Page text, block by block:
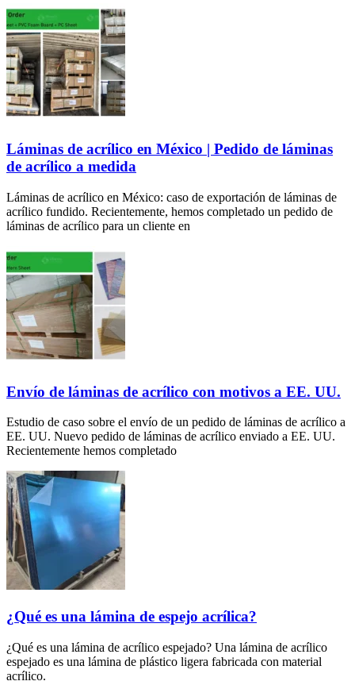
Láminas de acrílico en México | Pedido de láminas
de acrílico a medida
Láminas de acrílico en México: caso de exportación de láminas de
acrílico fundido. Recientemente, hemos completado un pedido de
láminas de acrílico para un cliente en
Envío de láminas de acrílico con motivos a EE. UU.
Estudio de caso sobre el envío de un pedido de láminas de acrílico a
EE. UU. Nuevo pedido de láminas de acrílico enviado a EE. UU.
Recientemente hemos completado
¿Qué es una lámina de espejo acrílica?
¿Qué es una lámina de acrílico espejado? Una lámina de acrílico
espejado es una lámina de plástico ligera fabricada con material
acrílico.